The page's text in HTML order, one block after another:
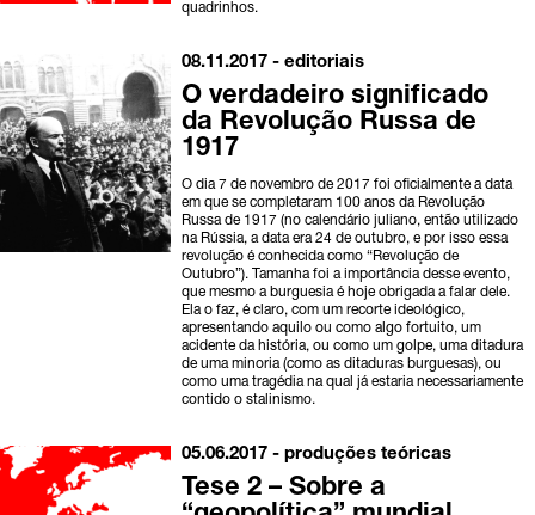
quadrinhos.
08.11.2017 -editoriais
O verdadeiro significado
da Revolução Russa de
1917
O dia 7 de novembro de 2017 foi oficialmente a data
em que se completaram 100 anos da Revolução
Russa de 1917 (no calendário juliano, então utilizado
na Rússia, a data era 24 de outubro, e por isso essa
revolução é conhecida como “Revolução de
Outubro”). Tamanha foi a importância desse evento,
que mesmo a burguesia é hoje obrigada a falar dele.
Ela o faz, é claro, com um recorte ideológico,
apresentando aquilo ou como algo fortuito, um
acidente da história, ou como um golpe, uma ditadura
de uma minoria (como as ditaduras burguesas), ou
como uma tragédia na qual já estaria necessariamente
contido o stalinismo.
05.06.2017 -produções teóricas
Tese 2 – Sobre a